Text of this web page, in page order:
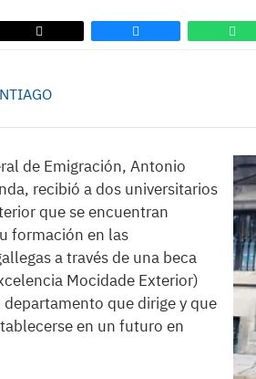
de Emigración, Antonio
recibió a dos universitarios
que se encuentran
formación en las
a través de una beca
Mocidade Exterior)
que dirige y que
en un futuro en